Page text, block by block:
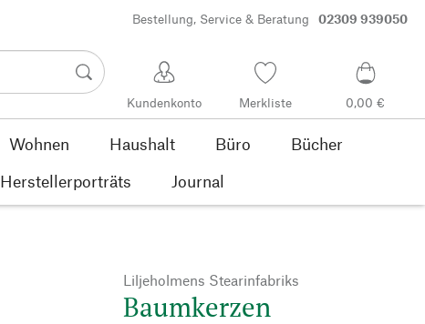
Bestellung, Service & Beratung 02309 939050
Kundenkonto Merkliste 0,00 €
Wohnen Haushalt Büro
Bücher
Herstellerporträts Journal
Liljeholmens Stearinfabriks
Baumkerzen